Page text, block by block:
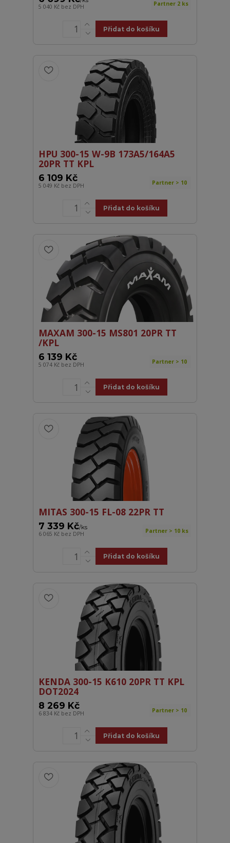
5 040 Kč bez DPH Partner 2 ks
Přidat do košíku
HPU 300-15 W-9B 173A5/164A5
20PR TT KPL
6 109 Kč
5 049 Kč bez DPH Partner > 10
Přidat do košíku
MAXAM 300-15 MS801 20PR TT
/KPL
6 139 Kč
5 074 Kč bez DPH Partner > 10
Přidat do košíku
MITAS 300-15 FL-08 22PR TT
7 339 Kč/ks
6 065 Kč bez DPH Partner > 10 ks
Přidat do košíku
KENDA 300-15 K610 20PR TT KPL
DOT2024
8 269 Kč
6 834 Kč bez DPH Partner > 10
Přidat do košíku